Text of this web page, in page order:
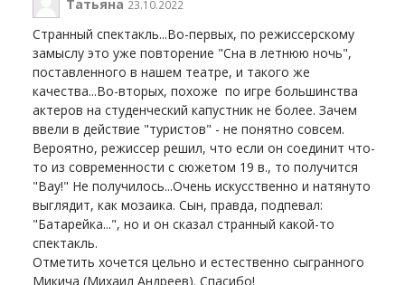
Татьяна 23.10.2022
Странный спектакль...Во-первых, по режиссерскому
замыслу это уже повторение "Сна в летнюю ночь",
поставленного в нашем театре, и такого же
качества...Во-вторых, похоже по игре большинства
актеров на студенческий капустник не более. Зачем
ввели в действие "туристов" - не понятно совсем.
Вероятно, режиссер решил, что если он соединит что-
то из современности с сюжетом 19 в., то получится
"Вау!" Не получилось...Очень искусственно и натянуто
выглядит, как мозаика. Сын, правда, подпевал:
"Батарейка...", но и он сказал странный какой-то
спектакль.
Отметить хочется цельно и естественно сыгранного
Микича (Михаил Андреев). Спасибо!